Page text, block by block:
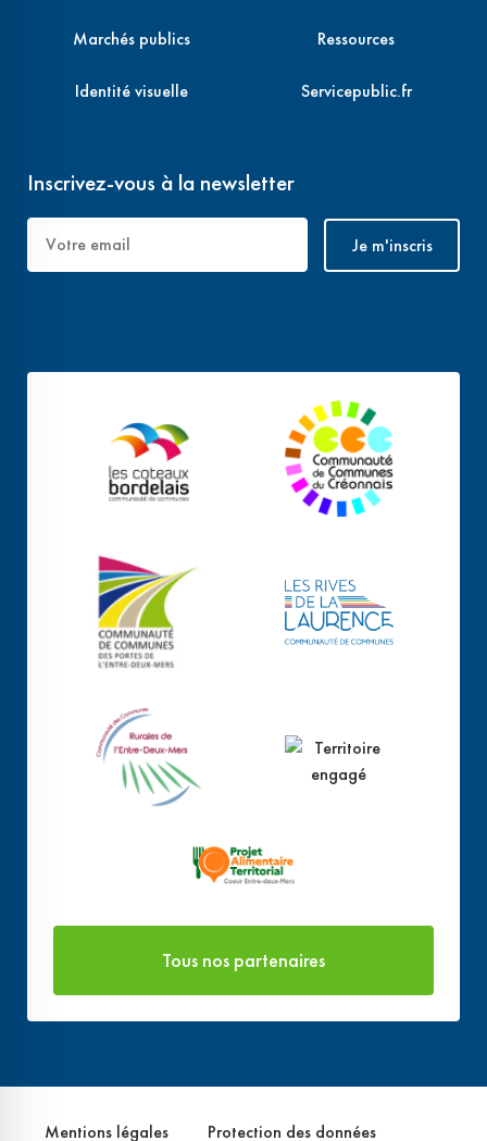
Marchés publics
Identité visuelle
Ressources
Servicepublic.fr
Inscrivez-vous à la newsletter
Tous nos partenaires
Mentions légales Protection des données